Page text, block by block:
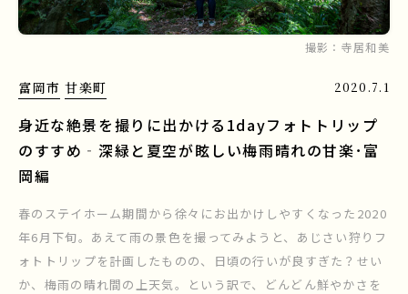
撮影： 寺居和美
富岡市 甘楽町 2020.7.1
身近な絶景を撮りに出かける1dayフォトトリップ
のすすめ‐深緑と夏空が眩しい梅雨晴れの甘楽･富
岡編
春のステイホーム期間から徐々にお出かけしやすくなった2020
年6月下旬。あえて雨の景色を撮ってみようと、あじさい狩りフ
ォトトリップを計画したものの、日頃の行いが良すぎた？せい
か、梅雨の晴れ間の上天気。という訳で、どんどん鮮やかさを